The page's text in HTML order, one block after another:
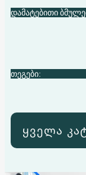
დამატებითი
თეგები:
ყველა